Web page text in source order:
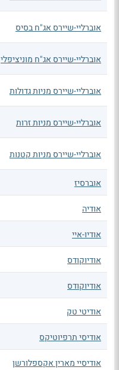
אוברליי-שיירס אג"ח בסיס
אוברליי-שיירס אג"ח מוניציפלי
אוברליי-שיירס מניות גדולות
אוברליי-שיירס מניות זרות
אוברליי-שיירס מניות קטנות
אוברסיז
אודיה
אודיו-איי
אודיוקודס
אודיוקודס
אודיטי טק
אודיסי תרפיוטיקס
אודיסיי מארין אקספלורשן